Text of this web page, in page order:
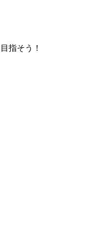
指そう！